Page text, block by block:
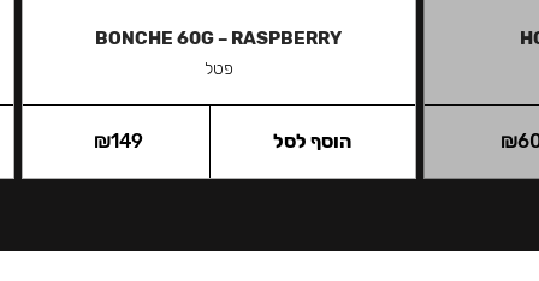
₪
BONCHE 60G – RASPBERRY
פטל
₪149 הוסף לסל